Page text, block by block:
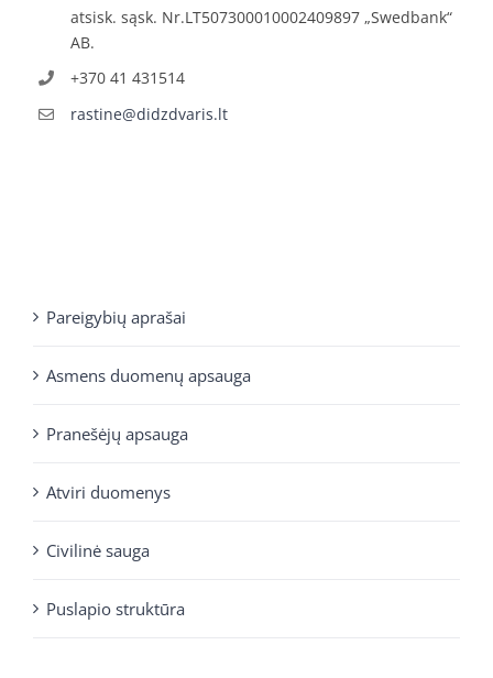
atsisk. sąsk. Nr.LT507300010002409897 „Swedbank“
AB.
+370 41 431514
rastine@didzdvaris.lt
Pareigybių aprašai
Asmens duomenų apsauga
Pranešėjų apsauga
Atviri duomenys
Civilinė sauga
Puslapio struktūra